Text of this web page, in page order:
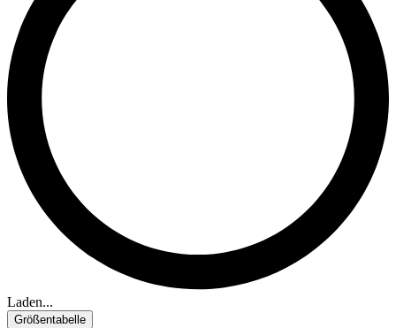
Laden...
Größentabelle